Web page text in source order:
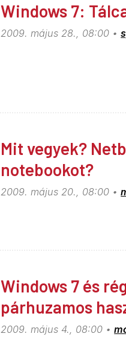
Windows 7:
2009. május 28., 08:00
Mit vegyek?
notebookot?
2009. május 20., 08:00
Windows 7 és
párhuzamos
2009. május 4., 08:00